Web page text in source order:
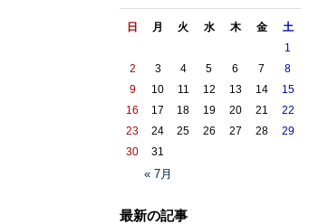
日 月 火 水 木 金 土
« 7月
1
2
3 4 5 6 7
8
9
10 11 12 13 14
15
16
17 18 19 20 21
22
23
24 25 26 27 28
29
30
31
最新の記事